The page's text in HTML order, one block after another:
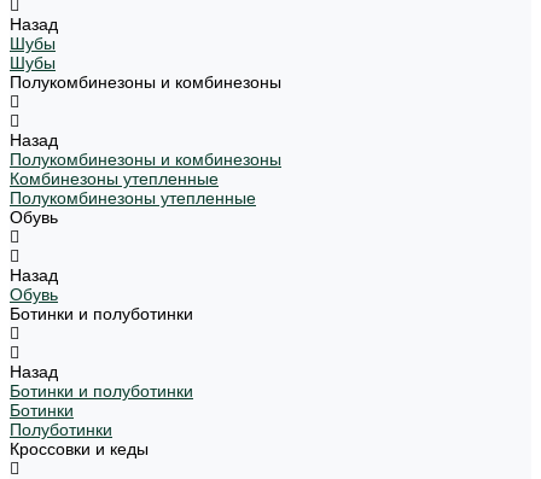
Назад
Шубы
Шубы
Полукомбинезоны и комбинезоны
Назад
Полукомбинезоны и комбинезоны
Комбинезоны утепленные
Полукомбинезоны утепленные
Обувь
Назад
Обувь
Ботинки и полуботинки
Назад
Ботинки и полуботинки
Ботинки
Полуботинки
Кроссовки и кеды